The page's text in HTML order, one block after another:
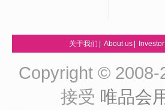
关于我们 About us
Copyright ©
接受 唯品会